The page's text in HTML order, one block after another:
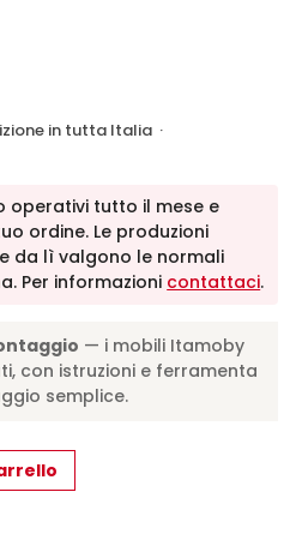
in tutta Italia ·
operativi tutto il mese e
ordine. Le produzioni
da lì valgono le normali
Per informazioni contattaci.
— i mobili Itamoby
con istruzioni e ferramenta
semplice.